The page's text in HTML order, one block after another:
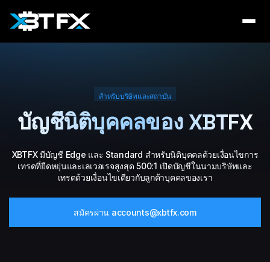
สำหรับบริษัทและสถาบัน
บัญชีนิติบุคคลของ XBTFX
XBTFX มีบัญชี Edge และ Standard สำหรับนิติบุคคลด้วยเงื่อนไขการ
เทรดที่ยืดหยุ่นและเลเวอเรจสูงสุด 500:1 เปิดบัญชีในนามบริษัทและ
เทรดด้วยเงื่อนไขเดียวกับลูกค้าบุคคลของเรา
สมัครผ่าน accounts@xbtfx.com